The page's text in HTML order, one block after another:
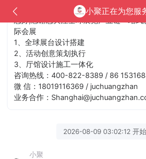
小聚正在为您服
您好,感谢您关注全球展览产业链一站式
际会展
1、全球展台设计搭建
2、活动创意策划执行
3、厅馆设计施工一体化
咨询热线：400-822-8389 / 86
微 信：18019116369 / juchuangzhan
业务合作：
2026-08-09 03:02:12 开
小聚